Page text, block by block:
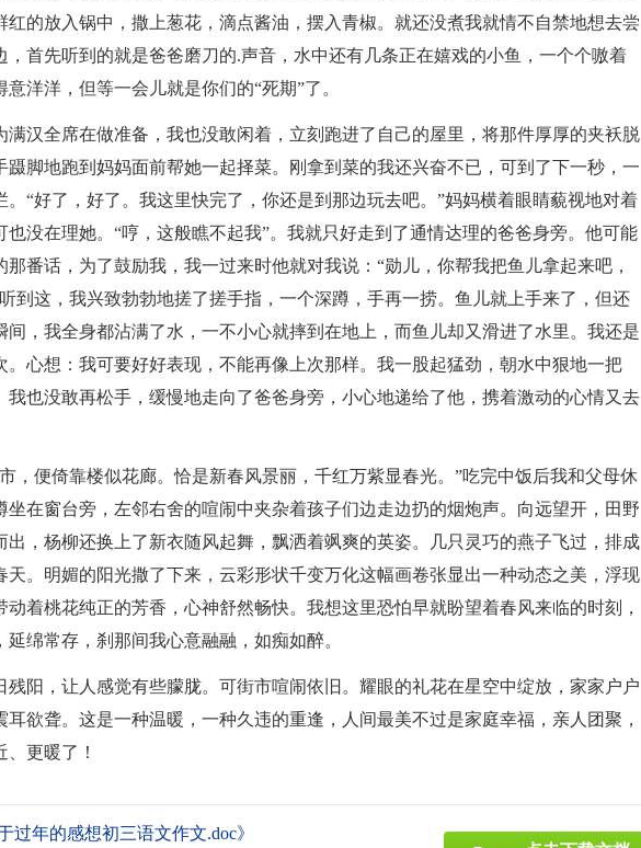
红的放入锅中，撒上葱花，滴点酱油，摆入青椒。就还没煮我就情不自禁地想去尝
，首先听到的就是爸爸磨刀的.声音，水中还有几条正在嬉戏的小鱼，一个个嗷着
洋洋，但等一会儿就是你们的“死期”了。
满汉全席在做准备，我也没敢闲着，立刻跑进了自己的屋里，将那件厚厚的夹袄脱
蹑脚地跑到妈妈面前帮她一起择菜。刚拿到菜的我还兴奋不已，可到了下一秒，一
。“好了，好了。我这里快完了，你还是到那边玩去吧。”妈妈横着眼睛藐视地对着
也没在理她。“哼，这般瞧不起我”。我就只好走到了通情达理的爸爸身旁。他可能
那番话，为了鼓励我，我一过来时他就对我说：“勋儿，你帮我把鱼儿拿起来吧，
到这，我兴致勃勃地搓了搓手指，一个深蹲，手再一捞。鱼儿就上手来了，但还
间，我全身都沾满了水，一不小心就摔到在地上，而鱼儿却又滑进了水里。我还是
。心想：我可要好好表现，不能再像上次那样。我一股起猛劲，朝水中狠地一把
我也没敢再松手，缓慢地走向了爸爸身旁，小心地递给了他，携着激动的心情又去
，便倚靠楼似花廊。恰是新春风景丽，千红万紫显春光。”吃完中饭后我和父母休
坐在窗台旁，左邻右舍的喧闹中夹杂着孩子们边走边扔的烟炮声。向远望开，田野
出，杨柳还换上了新衣随风起舞，飘洒着飒爽的英姿。几只灵巧的燕子飞过，排成
天。明媚的阳光撒了下来，云彩形状千变万化这幅画卷张显出一种动态之美，浮现
动着桃花纯正的芳香，心神舒然畅快。我想这里恐怕早就盼望着春风来临的时刻，
绵常存，刹那间我心意融融，如痴如醉。
残阳，让人感觉有些朦胧。可街市喧闹依旧。耀眼的礼花在星空中绽放，家家户户
耳欲聋。这是一种温暖，一种久违的重逢，人间最美不过是家庭幸福，亲人团聚，
更暖了！
过年的感想初三语文作文.doc》